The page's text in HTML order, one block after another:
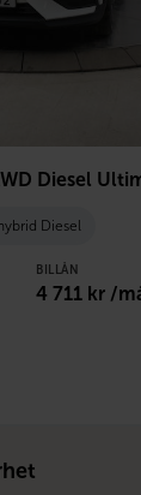
Diesel
Diesel
BILLÅN
4 711 kr /